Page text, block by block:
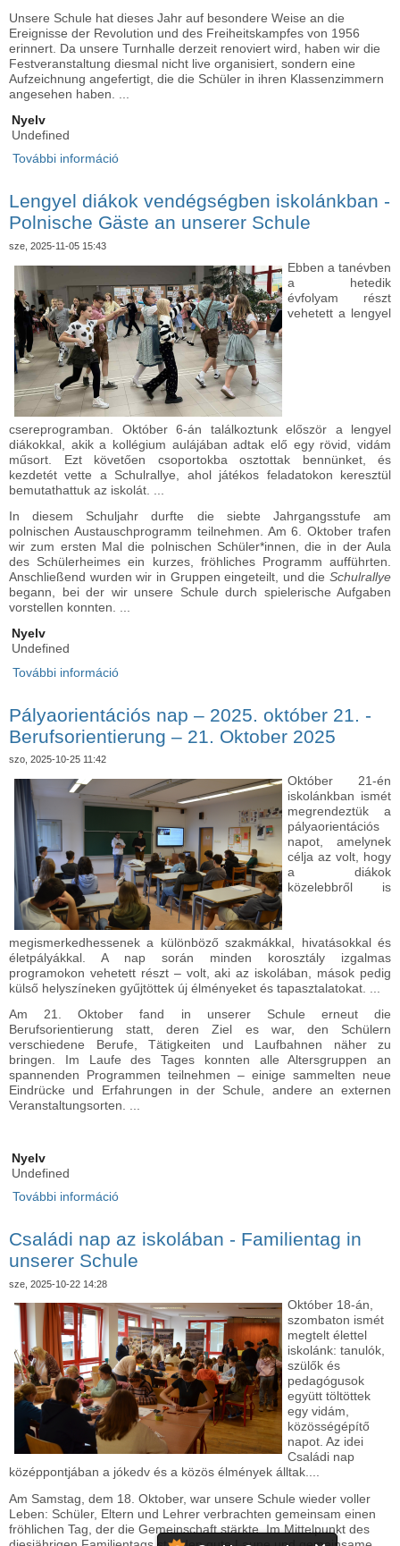
Unsere Schule hat dieses Jahr auf besondere Weise an die
Ereignisse der Revolution und des Freiheitskampfes von 1956
erinnert. Da unsere Turnhalle derzeit renoviert wird, haben wir die
Festveranstaltung diesmal nicht live organisiert, sondern eine
Aufzeichnung angefertigt, die die Schüler in ihren Klassenzimmern
angesehen haben. ...
Nyelv
Undefined
További információ
Lengyel diákok vendégségben iskolánkban -
Polnische Gäste an unserer Schule
sze, 2025-11-05 15:43
Ebben a tanévben
a hetedik
évfolyam részt
vehetett a lengyel
csereprogramban. Október 6-án találkoztunk először a lengyel
diákokkal, akik a kollégium aulájában adtak elő egy rövid, vidám
műsort. Ezt követően csoportokba osztottak bennünket, és
kezdetét vette a Schulrallye, ahol játékos feladatokon keresztül
bemutathattuk az iskolát. ...
In diesem Schuljahr durfte die siebte Jahrgangsstufe am
polnischen Austauschprogramm teilnehmen. Am 6. Oktober trafen
wir zum ersten Mal die polnischen Schüler*innen, die in der Aula
des Schülerheimes ein kurzes, fröhliches Programm aufführten.
Anschließend wurden wir in Gruppen eingeteilt, und die Schulrallye
begann, bei der wir unsere Schule durch spielerische Aufgaben
vorstellen konnten. ...
Nyelv
Undefined
További információ
Pályaorientációs nap – 2025. október 21. -
Berufsorientierung – 21. Oktober 2025
szo, 2025-10-25 11:42
Október 21-én
iskolánkban ismét
megrendeztük a
pályaorientációs
napot, amelynek
célja az volt, hogy
a diákok
közelebbről is
megismerkedhessenek a különböző szakmákkal, hivatásokkal és
életpályákkal. A nap során minden korosztály izgalmas
programokon vehetett részt – volt, aki az iskolában, mások pedig
külső helyszíneken gyűjtöttek új élményeket és tapasztalatokat. ...
Am 21. Oktober fand in unserer Schule erneut die
Berufsorientierung statt, deren Ziel es war, den Schülern
verschiedene Berufe, Tätigkeiten und Laufbahnen näher zu
bringen. Im Laufe des Tages konnten alle Altersgruppen an
spannenden Programmen teilnehmen – einige sammelten neue
Eindrücke und Erfahrungen in der Schule, andere an externen
Veranstaltungsorten. ...
Nyelv
Undefined
További információ
Családi nap az iskolában - Familientag in
unserer Schule
sze, 2025-10-22 14:28
Október 18-án,
szombaton ismét
megtelt élettel
iskolánk: tanulók,
szülők és
pedagógusok
együtt töltöttek
egy vidám,
közösségépítő
napot. Az idei
Családi nap
középpontjában a jókedv és a közös élmények álltak....
Am Samstag, dem 18. Oktober, war unsere Schule wieder voller
Leben: Schüler, Eltern und Lehrer verbrachten gemeinsam einen
fröhlichen Tag, der die Gemeinschaft stärkte. Im Mittelpunkt des